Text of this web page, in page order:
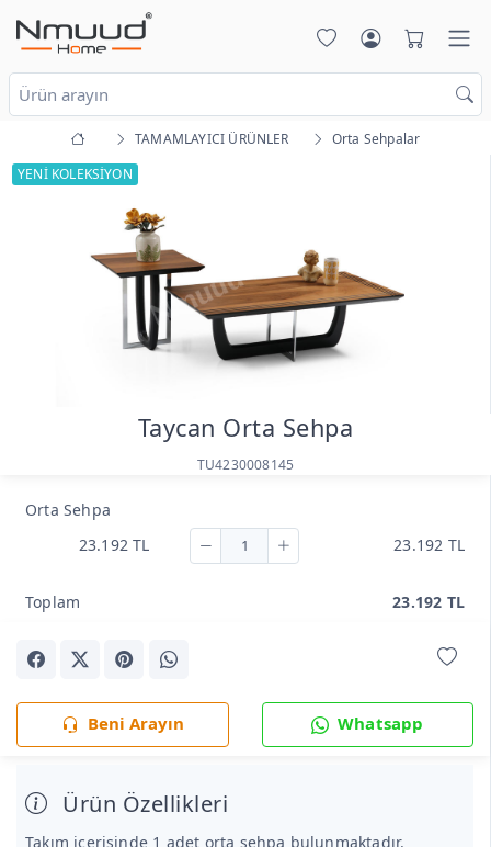
TAMAMLAYICI ÜRÜNLER
Orta Sehpalar
YENİ KOLEKSİYON
Taycan Orta Sehpa
TU4230008145
Orta Sehpa
23.192 TL
23.192 TL
Toplam 23.192 TL
Beni Arayın Whatsapp
Ürün Özellikleri
Takım içerisinde 1 adet orta sehpa bulunmaktadır.